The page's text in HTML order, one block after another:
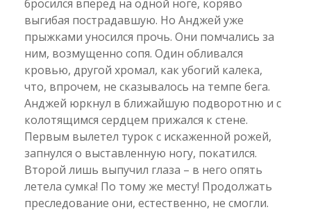
бросился вперед на одной ноге, коряво
выгибая пострадавшую. Но Анджей уже
прыжками уносился прочь. Они помчались за
ним, возмущенно сопя. Один обливался
кровью, другой хромал, как убогий калека,
что, впрочем, не сказывалось на темпе бега.
Анджей юркнул в ближайшую подворотню и с
колотящимся сердцем прижался к стене.
Первым вылетел турок с искаженной рожей,
запнулся о выставленную ногу, покатился.
Второй лишь выпучил глаза – в него опять
летела сумка! По тому же месту! Продолжать
преследование они, естественно, не смогли.